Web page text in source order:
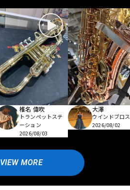
椎名 偉吹
トランペットステ
ーション
2026/08/03
大澤
ウインドブロス
2026/08/02
VIEW MORE